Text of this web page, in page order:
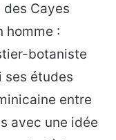
des Cayes
homme :
botaniste
ses études
entre
avec une idée